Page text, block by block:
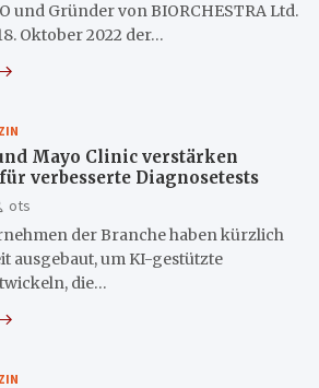
und Gründer von BIORCHESTRA Ltd.
Oktober 2022 der…
Mayo Clinic verstärken
verbesserte Diagnosetests
ots
der Branche haben kürzlich
ausgebaut, um KI-gestützte
die…